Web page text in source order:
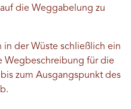
die Weggabelung zu
der Wüste schließlich ein
Wegbeschreibung für die
zum Ausgangspunkt des